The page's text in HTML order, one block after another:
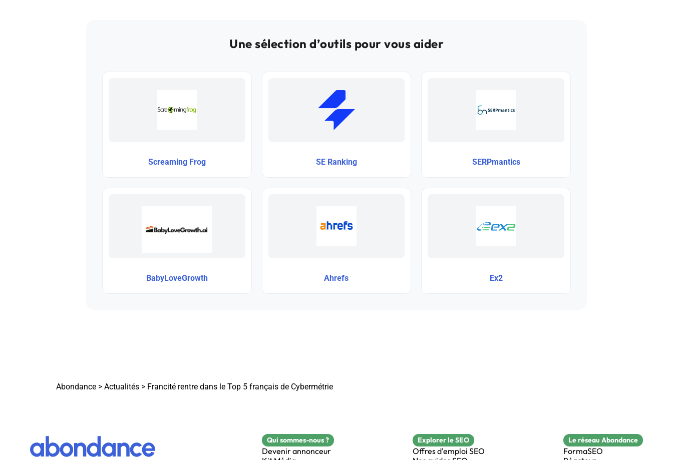
Une sélection d’outils pour vous aider
Screaming Frog SE Ranking SERPmantics
BabyLoveGrowth Ahrefs Ex2
Abondance > Actualités > Francité rentre dans le Top 5 français de Cybermétrie
Qui sommes-nous ?
Devenir annonceur
Explorer le SEO
Offres d'emploi SEO
Le réseau Abondance
FormaSEO